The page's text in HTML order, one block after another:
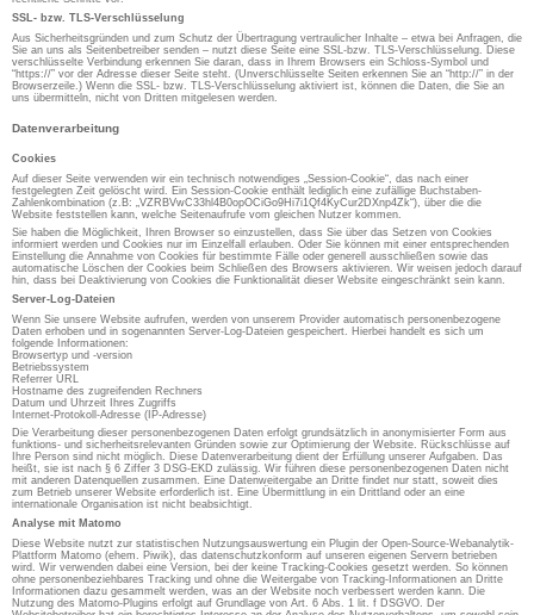
SSL- bzw. TLS-Verschlüsselung
Aus Sicherheitsgründen und zum Schutz der Übertragung vertraulicher Inhalte – etwa bei Anfragen, die
Sie an uns als Seitenbetreiber senden – nutzt diese Seite eine SSL-bzw. TLS-Verschlüsselung. Diese
verschlüsselte Verbindung erkennen Sie daran, dass in Ihrem Browsers ein Schloss-Symbol und
“https://” vor der Adresse dieser Seite steht. (Unverschlüsselte Seiten erkennen Sie an “http://” in der
Browserzeile.) Wenn die SSL- bzw. TLS-Verschlüsselung aktiviert ist, können die Daten, die Sie an
uns übermitteln, nicht von Dritten mitgelesen werden.
Datenverarbeitung
Cookies
Auf dieser Seite verwenden wir ein technisch notwendiges „Session-Cookie“, das nach einer
festgelegten Zeit gelöscht wird. Ein Session-Cookie enthält lediglich eine zufällige Buchstaben-
Zahlenkombination (z.B: „VZRBVwC33hl4B0opOCiGo9Hi7i1Qf4KyCur2DXnp4Zk“), über die die
Website feststellen kann, welche Seitenaufrufe vom gleichen Nutzer kommen.
Sie haben die Möglichkeit, Ihren Browser so einzustellen, dass Sie über das Setzen von Cookies
informiert werden und Cookies nur im Einzelfall erlauben. Oder Sie können mit einer entsprechenden
Einstellung die Annahme von Cookies für bestimmte Fälle oder generell ausschließen sowie das
automatische Löschen der Cookies beim Schließen des Browsers aktivieren. Wir weisen jedoch darauf
hin, dass bei Deaktivierung von Cookies die Funktionalität dieser Website eingeschränkt sein kann.
Server-Log-Dateien
Wenn Sie unsere Website aufrufen, werden von unserem Provider automatisch personenbezogene
Daten erhoben und in sogenannten Server-Log-Dateien gespeichert. Hierbei handelt es sich um
folgende Informationen:
Browsertyp und -version
Betriebssystem
Referrer URL
Hostname des zugreifenden Rechners
Datum und Uhrzeit Ihres Zugriffs
Internet-Protokoll-Adresse (IP-Adresse)
Die Verarbeitung dieser personenbezogenen Daten erfolgt grundsätzlich in anonymisierter Form aus
funktions- und sicherheitsrelevanten Gründen sowie zur Optimierung der Website. Rückschlüsse auf
Ihre Person sind nicht möglich. Diese Datenverarbeitung dient der Erfüllung unserer Aufgaben. Das
heißt, sie ist nach § 6 Ziffer 3 DSG-EKD zulässig. Wir führen diese personenbezogenen Daten nicht
mit anderen Datenquellen zusammen. Eine Datenweitergabe an Dritte findet nur statt, soweit dies
zum Betrieb unserer Website erforderlich ist. Eine Übermittlung in ein Drittland oder an eine
internationale Organisation ist nicht beabsichtigt.
Analyse mit Matomo
Diese Website nutzt zur statistischen Nutzungsauswertung ein Plugin der Open-Source-Webanalytik-
Plattform Matomo (ehem. Piwik), das datenschutzkonform auf unseren eigenen Servern betrieben
wird. Wir verwenden dabei eine Version, bei der keine Tracking-Cookies gesetzt werden. So können
ohne personenbeziehbares Tracking und ohne die Weitergabe von Tracking-Informationen an Dritte
Informationen dazu gesammelt werden, was an der Website noch verbessert werden kann. Die
Nutzung des Matomo-Plugins erfolgt auf Grundlage von Art. 6 Abs. 1 lit. f DSGVO. Der